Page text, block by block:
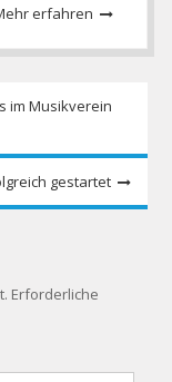
erfahren
im Musikverein
gestartet
Erforderliche